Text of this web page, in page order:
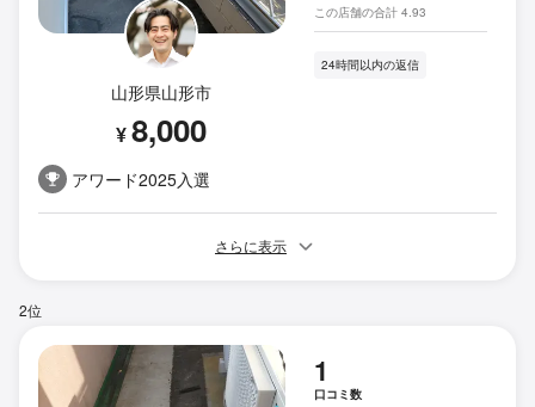
山形県山形市
¥8,000
アワード2025入選
この店舗の合計 4.93
24時間以内の返信
さらに表示
2位
1
口コミ数